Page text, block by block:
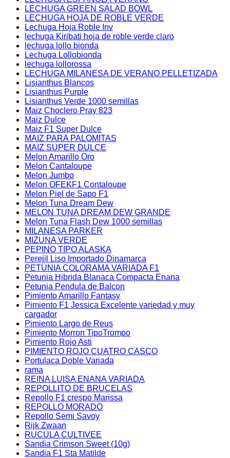
LECHUGA GREEN SALAD BOWL
LECHUGA HOJA DE ROBLE VERDE
Lechuga Hoja Roble Inv
lechuga Kiribati hoja de roble verde claro
lechuga lollo bionda
Lechuga Lollobionda
lechuga lollorossa
LECHUGA MILANESA DE VERANO PELLETIZADA
Lisianthus Blancos
Lisianthus Purple
Lisianthus Verde 1000 semillas
Maiz Choclero Pray 823
Maiz Dulce
Maiz F1 Super Dulce
MAIZ PARA PALOMITAS
MAIZ SUPER DULCE
Melon Amarillo Oro
Melon Cantaloupe
Melon Jumbo
Melon OFEKF1 Contaloupe
Melon Piel de Sapo F1
Melon Tuna Dream Dew
MELON TUNA DREAM DEW GRANDE
Melon Tuna Flash Dew 1000 semillas
MILANESA PARKER
MIZUNA VERDE
PEPINO TIPO ALASKA
Perejil Liso Importado Dinamarca
PETUNIA COLORAMA VARIADA F1
Petunia Hibrida Blanaca Compacta Enana
Petunia Pendula de Balcon
Pimiento Amarillo Fantasy
Pimiento F1 Jessica Excelente variedad y muy
cargador
Pimiento Largo de Reus
Pimiento Morron TipoTrompo
Pimiento Rojo Asti
PIMIENTO ROJO CUATRO CASCO
Portulaca Doble Variada
rama
REINA LUISA ENANA VARIADA
REPOLLITO DE BRUCELAS
Repollo F1 crespo Marissa
REPOLLO MORADO
Repollo Semi Savoy
Rijk Zwaan
RUCULA CULTIVEE
Sandia Crimson Sweet (10g)
Sandia F1 Sta Matilde